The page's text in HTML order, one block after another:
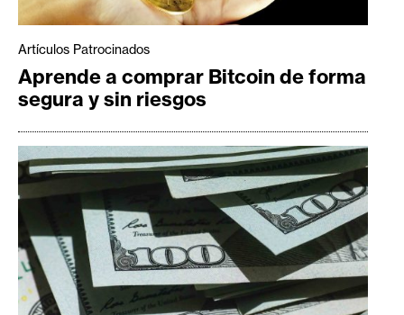
Artículos Patrocinados
Aprende a comprar Bitcoin de forma
segura y sin riesgos